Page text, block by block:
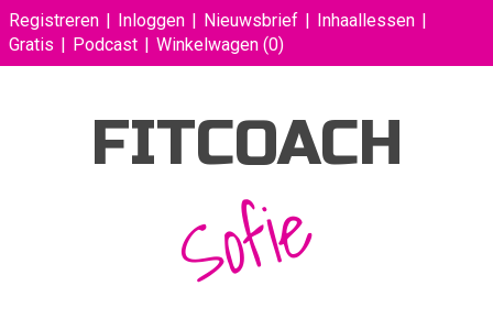
Registreren Inloggen Nieuwsbrief
Inhaallessen
Gratis
Podcast Winkelwagen (0)
FITCOACH
Sofie